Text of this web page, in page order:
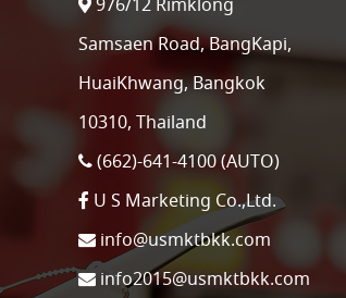
976/12 Rimklong
Samsaen Road, BangKapi,
HuaiKhwang, Bangkok
10310, Thailand
(662)-641-4100 (AUTO)
U S Marketing Co.,Ltd.
info@usmktbkk.com
info2015@usmktbkk.com